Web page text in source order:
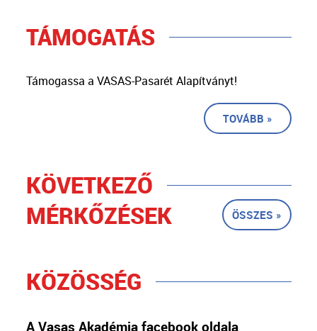
TÁMOGATÁS
Támogassa a VASAS-Pasarét Alapítványt!
TOVÁBB »
KÖVETKEZŐ
MÉRKŐZÉSEK
ÖSSZES »
KÖZÖSSÉG
A Vasas Akadémia facebook oldala